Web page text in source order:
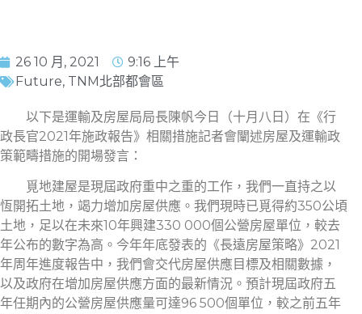
26 10 月, 2021
9:16 上午
Future, TNM北部都會區
以下是運輸及房屋局局長陳帆今日（十月八日）在《行
政長官2021年施政報告》相關措施記者會闡述房屋及運輸政
策範疇措施的開場發言：
覓地建屋是現屆政府重中之重的工作，我們一直持之以
恆開拓土地，竭力增加房屋供應。我們現時已覓得約350公頃
土地，足以在未來10年興建330 000個公營房屋單位，較去
年公布的數字為高。今年年底發表的《長遠房屋策略》2021
年周年進度報告中，我們會交代房屋供應目標及相關數據，
以及政府在增加房屋供應方面的最新情況。預計現屆政府五
年任期內的公營房屋供應量可達96 500個單位，較之前五年